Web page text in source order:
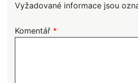
Vyžadované informace jsou
Komentář *